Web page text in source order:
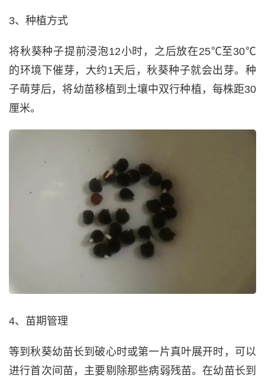
3、种植方式
将秋葵种子提前浸泡12小时，之后放在25℃至30℃
的环境下催芽，大约1天后，秋葵种子就会出芽。种
子萌芽后，将幼苗移植到土壤中双行种植，每株距30
厘米。
4、苗期管理
等到秋葵幼苗长到破心时或第一片真叶展开时，可以
进行首次间苗，主要剔除那些病弱残苗。在幼苗长到